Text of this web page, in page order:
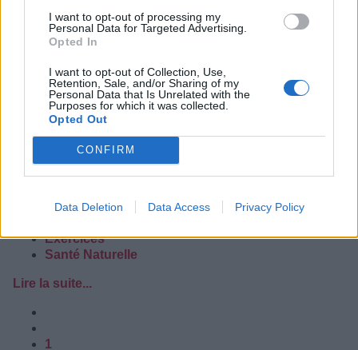
I want to opt-out of processing my
Personal Data for Targeted Advertising.
Opted In
I want to opt-out of Collection, Use,
Retention, Sale, and/or Sharing of my
Personal Data that Is Unrelated with the
Purposes for which it was collected.
Opted Out
CONFIRM
Data Deletion Data Access Privacy Policy
Les tensions musculaires et blocages d’énergie dans le
dos sont bien connues à notre époque. Elles font souvent
Exercices
Santé Naturelle
Lire la suite...
1